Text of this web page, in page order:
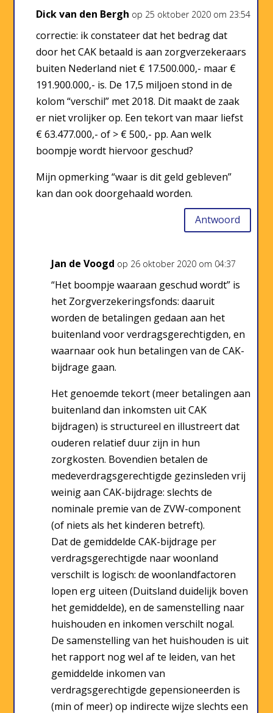
Dick van den Bergh op 25 oktober 2020 om 23:54
correctie: ik constateer dat het bedrag dat
door het CAK betaald is aan zorgverzekeraars
buiten Nederland niet € 17.500.000,- maar €
191.900.000,- is. De 17,5 miljoen stond in de
kolom “verschil” met 2018. Dit maakt de zaak
er niet vrolijker op. Een tekort van maar liefst
€ 63.477.000,- of > € 500,- pp. Aan welk
boompje wordt hiervoor geschud?
Mijn opmerking “waar is dit geld gebleven”
kan dan ook doorgehaald worden.
Antwoord
Jan de Voogd op 26 oktober 2020 om 04:37
“Het boompje waaraan geschud wordt” is
het Zorgverzekeringsfonds: daaruit
worden de betalingen gedaan aan het
buitenland voor verdragsgerechtigden, en
waarnaar ook hun betalingen van de CAK-
bijdrage gaan.
Het genoemde tekort (meer betalingen aan
buitenland dan inkomsten uit CAK
bijdragen) is structureel en illustreert dat
ouderen relatief duur zijn in hun
zorgkosten. Bovendien betalen de
medeverdragsgerechtigde gezinsleden vrij
weinig aan CAK-bijdrage: slechts de
nominale premie van de ZVW-component
(of niets als het kinderen betreft).
Dat de gemiddelde CAK-bijdrage per
verdragsgerechtigde naar woonland
verschilt is logisch: de woonlandfactoren
lopen erg uiteen (Duitsland duidelijk boven
het gemiddelde), en de samenstelling naar
huishouden en inkomen verschilt nogal.
De samenstelling van het huishouden is uit
het rapport nog wel af te leiden, van het
gemiddelde inkomen van
verdragsgerechtigde gepensioneerden is
(min of meer) op indirecte wijze slechts een